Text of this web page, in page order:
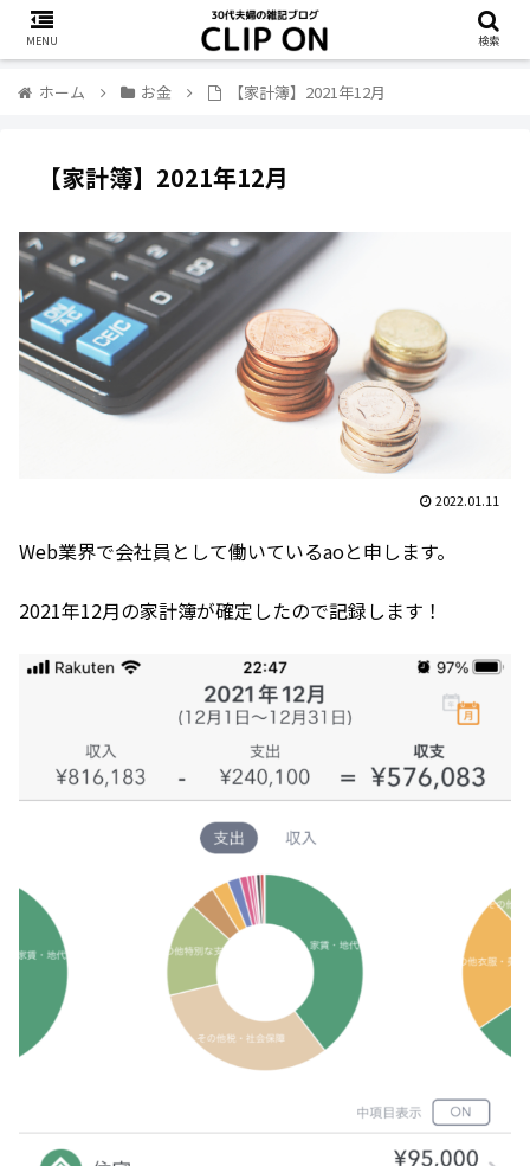
ホーム お金 【家計簿】2021年12月
【家計簿】2021年12月
2022.01.11
Web業界で会社員として働いているaoと申します。
2021年12月の家計簿が確定したので記録します！
MENU 検索